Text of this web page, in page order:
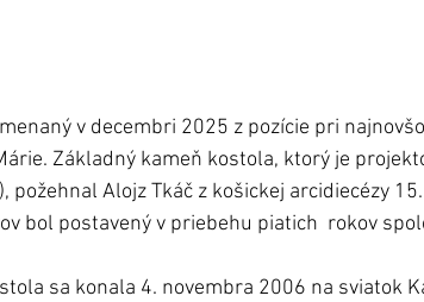
v decembri 2025 z pozície pri
Základný kameň kostola, ktorý je
požehnal Alojz Tkáč z košickej arcidiecézy
bol postavený v priebehu piatich  rokov
sa konala 4. novembra 2006 na sviatok